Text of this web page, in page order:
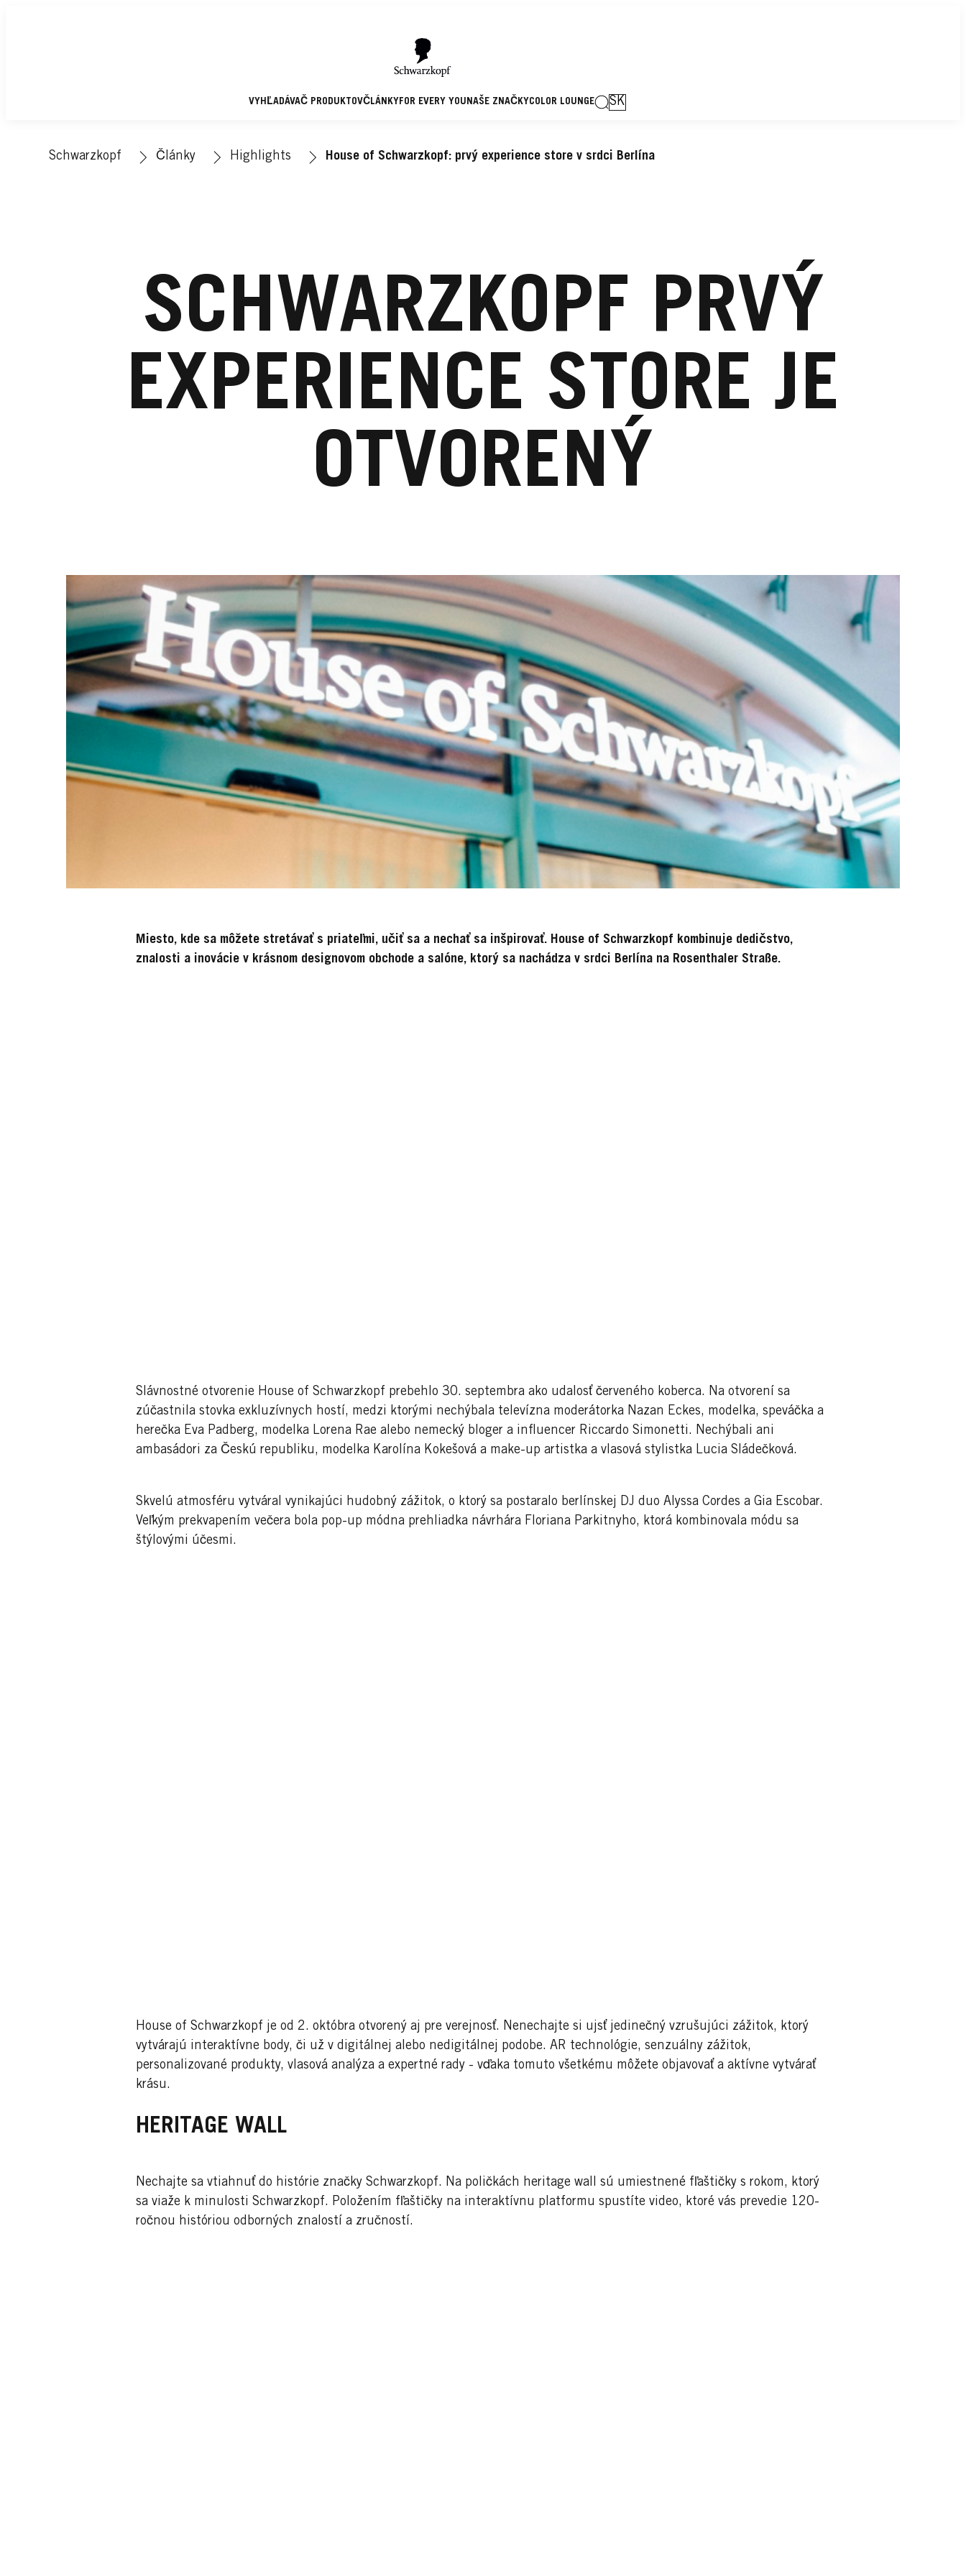
VYHĽADÁVAČ PRODUKTOVČLÁNKYFOR EVERY YOUNAŠE ZNAČKYCOLOR LOUNGE SK
Schwarzkopf Články Highlights House of Schwarzkopf: prvý experience store v srdci Berlína
SCHWARZKOPF PRVÝ
EXPERIENCE STORE JE
OTVORENÝ
Miesto, kde sa môžete stretávať s priateľmi, učiť sa a nechať sa inšpirovať. House of Schwarzkopf kombinuje dedičstvo,
znalosti a inovácie v krásnom designovom obchode a salóne, ktorý sa nachádza v srdci Berlína na Rosenthaler Straße.
Slávnostné otvorenie House of Schwarzkopf prebehlo 30. septembra ako udalosť červeného koberca. Na otvorení sa
zúčastnila stovka exkluzívnych hostí, medzi ktorými nechýbala televízna moderátorka Nazan Eckes, modelka, speváčka a
herečka Eva Padberg, modelka Lorena Rae alebo nemecký bloger a influencer Riccardo Simonetti. Nechýbali ani
ambasádori za Českú republiku, modelka Karolína Kokešová a make-up artistka a vlasová stylistka Lucia Sládečková.
Skvelú atmosféru vytváral vynikajúci hudobný zážitok, o ktorý sa postaralo berlínskej DJ duo Alyssa Cordes a Gia Escobar.
Veľkým prekvapením večera bola pop-up módna prehliadka návrhára Floriana Parkitnyho, ktorá kombinovala módu sa
štýlovými účesmi.
House of Schwarzkopf je od 2. októbra otvorený aj pre verejnosť. Nenechajte si ujsť jedinečný vzrušujúci zážitok, ktorý
vytvárajú interaktívne body, či už v digitálnej alebo nedigitálnej podobe. AR technológie, senzuálny zážitok,
personalizované produkty, vlasová analýza a expertné rady - vďaka tomuto všetkému môžete objavovať a aktívne vytvárať
krásu.
HERITAGE WALL
Nechajte sa vtiahnuť do histórie značky Schwarzkopf. Na poličkách heritage wall sú umiestnené fľaštičky s rokom, ktorý
sa viaže k minulosti Schwarzkopf. Položením fľaštičky na interaktívnu platformu spustíte video, ktoré vás prevedie 120-
ročnou históriou odborných znalostí a zručností.